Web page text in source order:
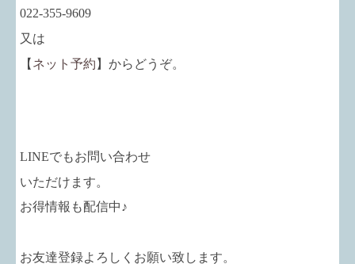
022-355-9609
又は
【 ネット予約 】からどうぞ。
LINEでもお問い合わせ
いただけます。
お得情報も配信中♪
お友達登録よろしくお願い致します。